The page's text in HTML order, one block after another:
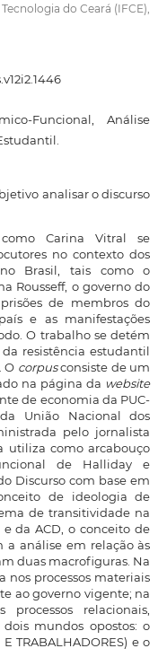
do Ceará (IFCE),
Funcional, Análise
analisar o discurso
Carina Vitral se
no contexto dos
Brasil, tais como o
Rousseff, o governo do
de membros do
e as manifestações
O trabalho se detém
resistência estudantil
O corpusconsiste de um
na página da website
de economia da PUC-
União Nacional dos
pelo jornalista
utiliza como arcabouço
de Halliday e
Discurso com base em
de ideologia de
de transitividade na
da ACD, o conceito de
a análise em relação às
duas macrofiguras. Na
nos processos materiais
ao governo vigente; na
relacionais,
mundos opostos: o
TRABALHADORES) e o